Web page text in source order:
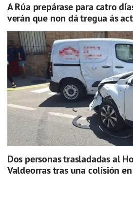
A Rúa prepárase para catro
verán que non dá tregua ás
Dos personas trasladadas al
Valdeorras tras una colisión en